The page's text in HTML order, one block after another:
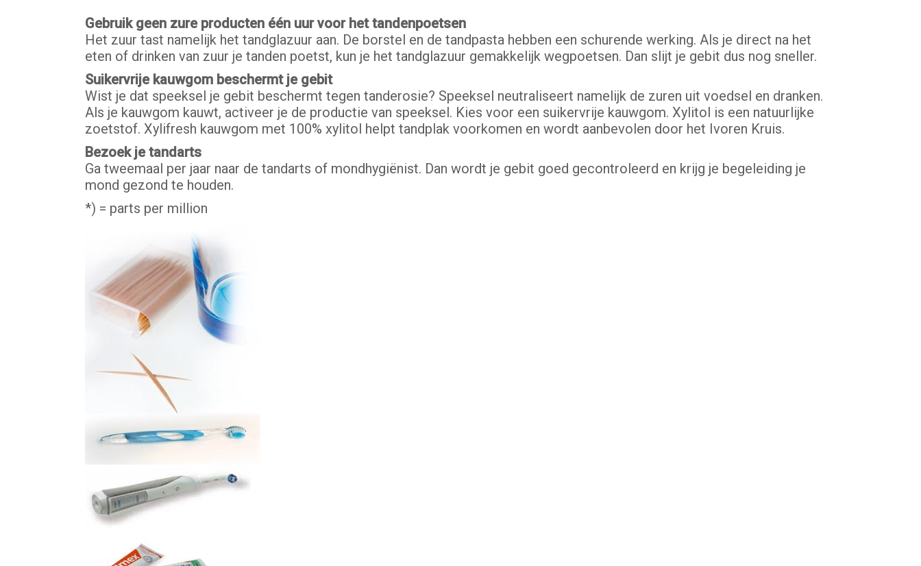
Gebruik geen zure producten één uur voor het tandenpoetsen
Het zuur tast namelijk het tandglazuur aan. De borstel en de tandpasta hebben een schurende werking. Als je direct na het
eten of drinken van zuur je tanden poetst, kun je het tandglazuur gemakkelijk wegpoetsen. Dan slijt je gebit dus nog sneller.
Suikervrije kauwgom beschermt je gebit
Wist je dat speeksel je gebit beschermt tegen tanderosie? Speeksel neutraliseert namelijk de zuren uit voedsel en dranken.
Als je kauwgom kauwt, activeer je de productie van speeksel. Kies voor een suikervrije kauwgom. Xylitol is een natuurlijke
zoetstof. Xylifresh kauwgom met 100% xylitol helpt tandplak voorkomen en wordt aanbevolen door het Ivoren Kruis.
Bezoek je tandarts
Ga tweemaal per jaar naar de tandarts of mondhygiënist. Dan wordt je gebit goed gecontroleerd en krijg je begeleiding je
mond gezond te houden.
*) = parts per million